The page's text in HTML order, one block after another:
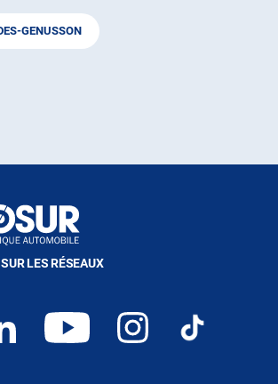
GENUSSON
LES RÉSEAUX